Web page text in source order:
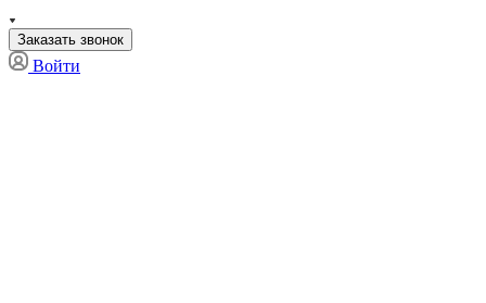
Заказать звонок
Войти